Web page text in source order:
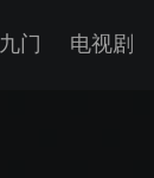
九门 电视剧